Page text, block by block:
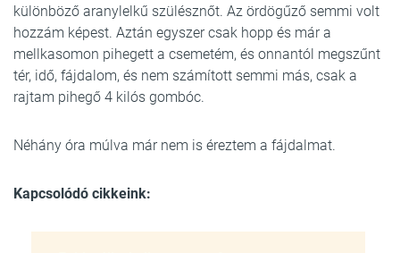
különböző aranylelkű szülésznőt. Az ördögűző semmi volt
hozzám képest. Aztán egyszer csak hopp és már a
mellkasomon pihegett a csemetém, és onnantól megszűnt
tér, idő, fájdalom, és nem számított semmi más, csak a
rajtam pihegő 4 kilós gombóc.
Néhány óra múlva már nem is éreztem a fájdalmat.
Kapcsolódó cikkeink: